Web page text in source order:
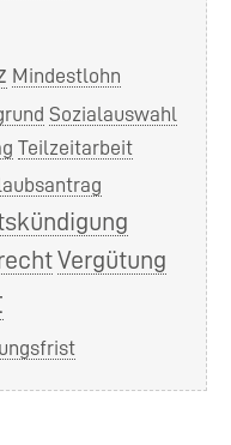
Mindestlohn
Sozialauswahl
Teilzeitarbeit
Vergütung